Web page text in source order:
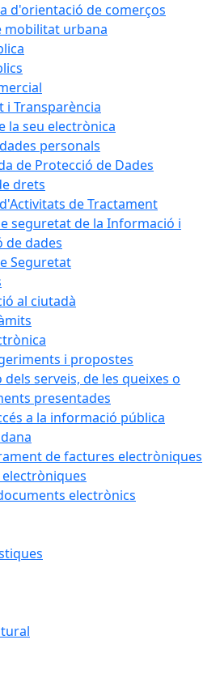
d'orientació de comerços
mobilitat urbana
i Transparència
la seu electrònica
personals
de Protecció de Dades
drets
de Tractament
seguretat de la Informació i
de dades
Seguretat
al ciutadà
i propostes
dels serveis, de les queixes o
presentades
a la informació pública
de factures electròniques
electrònics